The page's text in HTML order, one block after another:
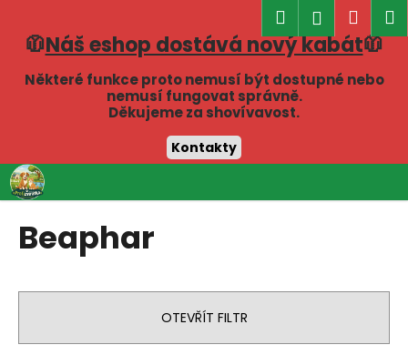
🧥Náš eshop dostává nový kabát🧥
Některé funkce proto nemusí být dostupné nebo
nemusí fungovat správně.
Děkujeme za shovívavost.
Kontakty
Přejít
na
obsah
Hledat
košík
Beaphar
OTEVŘÍT FILTR
Zpět
Zpět
o
t
e
u
e